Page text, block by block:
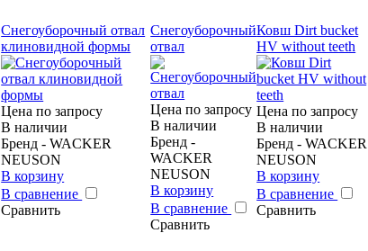
Снегоуборочный отвал
клиновидной формы
Цена по запросу
В наличии
Бренд - WACKER
NEUSON
В корзину
В сравнение
Сравнить
Снегоуборочный
отвал
Цена по запросу
В наличии
Бренд -
WACKER
NEUSON
В корзину
В сравнение
Сравнить
Ковш Dirt bucket
HV without teeth
Цена по запросу
В наличии
Бренд - WACKER
NEUSON
В корзину
В сравнение
Сравнить